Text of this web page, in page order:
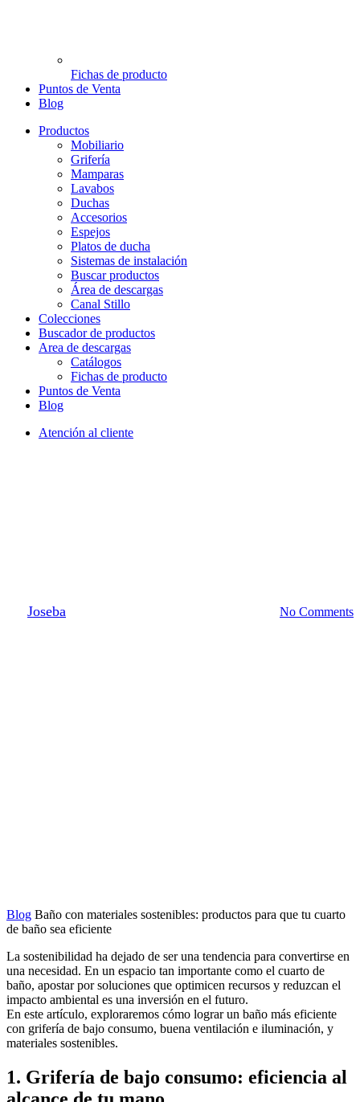
Fichas de producto
Puntos de Venta
Blog
Productos
Mobiliario
Grifería
Mamparas
Lavabos
Duchas
Accesorios
Espejos
Platos de ducha
Sistemas de instalación
Buscar productos
Área de descargas
Canal Stillo
Colecciones
Buscador de productos
Area de descargas
Catálogos
Fichas de producto
Puntos de Venta
Blog
Atención al cliente
Joseba No Comments
Blog Baño con materiales sostenibles: productos para que tu cuarto
de baño sea eficiente
La sostenibilidad ha dejado de ser una tendencia para convertirse en
una necesidad. En un espacio tan importante como el cuarto de
baño, apostar por soluciones que optimicen recursos y reduzcan el
impacto ambiental es una inversión en el futuro.
En este artículo, exploraremos cómo lograr un baño más eficiente
con grifería de bajo consumo, buena ventilación e iluminación, y
materiales sostenibles.
1. Grifería de bajo consumo: eficiencia al